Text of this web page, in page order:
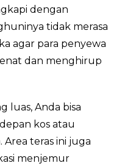
dengan
tidak merasa
agar para penyewa
dan menghirup
luas, Anda bisa
kos atau
teras ini juga
menjemur